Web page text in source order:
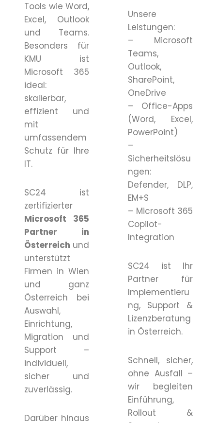
Tools wie Word,
Excel, Outlook
und Teams.
Besonders für
KMU ist
Microsoft 365
ideal:
skalierbar,
effizient und
mit
umfassendem
Schutz für Ihre
IT.
SC24 ist
zertifizierter
Microsoft 365
Partner in
Österreich und
unterstützt
Firmen in Wien
und ganz
Österreich bei
Auswahl,
Einrichtung,
Migration und
Support –
individuell,
sicher und
zuverlässig.
Darüber hinaus
Unsere
Leistungen:
– Microsoft
Teams,
Outlook,
SharePoint,
OneDrive
– Office-Apps
(Word, Excel,
PowerPoint)
–
Sicherheitslösu
ngen:
Defender, DLP,
EM+S
– Microsoft 365
Copilot-
Integration
SC24 ist Ihr
Partner für
Implementieru
ng, Support &
Lizenzberatung
in Österreich.
Schnell, sicher,
ohne Ausfall –
wir begleiten
Einführung,
Rollout &